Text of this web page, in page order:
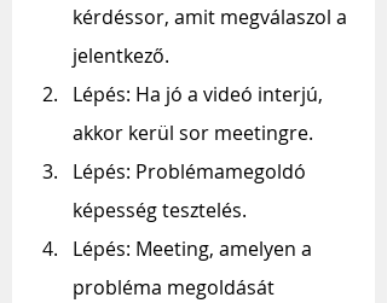
kérdéssor, amit megválaszol a
jelentkező.
Lépés: Ha jó a videó interjú,
akkor kerül sor meetingre.
Lépés: Problémamegoldó
képesség tesztelés.
Lépés: Meeting, amelyen a
probléma megoldását